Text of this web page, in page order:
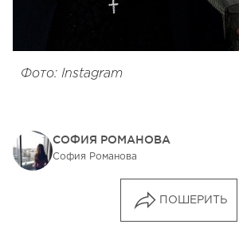
Фото: Instagram
СОФИЯ РОМАНОВА
София Романова
ПОШЕРИТЬ